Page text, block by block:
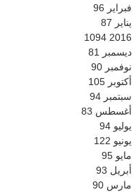
فبراير 96
يناير 87
2016
1094
ديسمبر 81
نوفمبر 90
أكتوبر 105
سبتمبر 94
أغسطس 83
يوليو 94
يونيو 122
مايو 95
أبريل 93
مارس 90